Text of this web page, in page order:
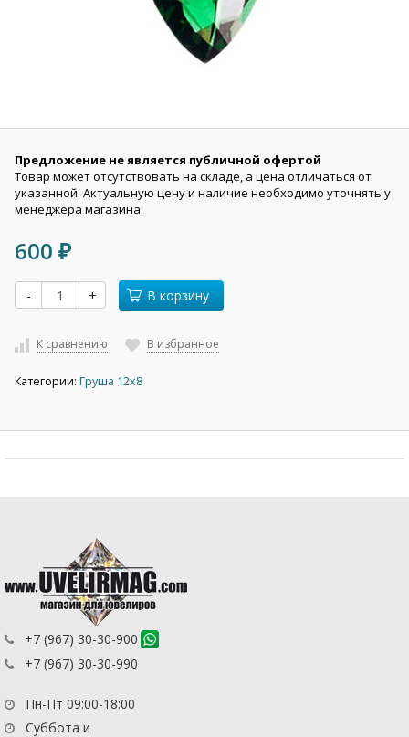
Предложение не является публичной офертой
Товар может отсутствовать на складе, а цена отличаться от
указанной. Актуальную цену и наличие необходимо уточнять у
менеджера магазина.
600 ₽
- + В корзину
К сравнению В избранное
Категории: Груша 12х8
+7 (967) 30-30-900
+7 (967) 30-30-990
Пн-Пт 09:00-18:00
Суббота и